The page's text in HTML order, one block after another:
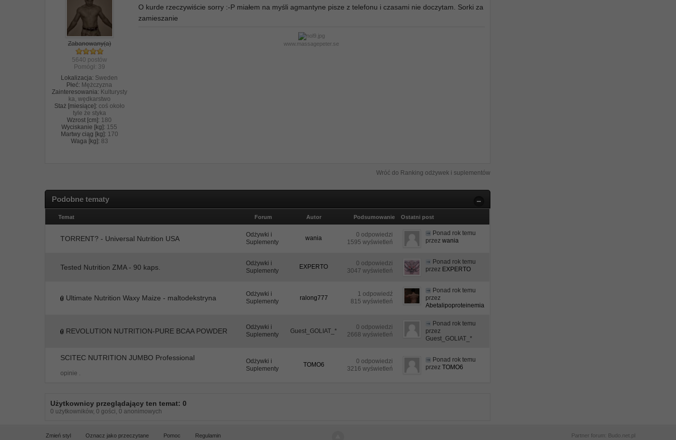
Zabanowany(a)
5640 postów
Pomógł: 39
Lokalizacja: Sweden
Płeć: Mężczyzna
Zainteresowania: Kulturysty
ka, wędkarstwo
Staż [miesiące]: coś około
tyle że styka
Wzrost [cm]: 180
Wyciskanie [kg]: 155
Martwy ciąg [kg]: 170
Waga [kg]: 83
O kurde rzeczywiście sorry :-P miałem na myśli agmantyne pisze z telefonu i czasami nie doczytam. Sorki za
zamieszanie
www.massagepeter.se
Wróć do Ranking odżywek i suplementów
Podobne tematy
Temat Forum Autor Podsumowanie Ostatni post
TORRENT? - Universal Nutrition USA
Odżywki i
Suplementy
wania
0 odpowiedzi
1595 wyświetleń
Ponad rok temu
przezwania
Tested Nutrition ZMA - 90 kaps.
Odżywki i
Suplementy
EXPERTO
0 odpowiedzi
3047 wyświetleń
Ponad rok temu
przez EXPERTO
Ultimate Nutrition Waxy Maize - maltodekstryna
Odżywki i
Suplementy
ralong777
1 odpowiedź
815 wyświetleń
Ponad rok temu
przez
Abetalipoproteinemia
REVOLUTION NUTRITION-PURE BCAA POWDER
Odżywki i
Suplementy
Guest_GOLIAT_*
0 odpowiedzi
2668 wyświetleń
Ponad rok temu
przez
Guest_GOLIAT_*
SCITEC NUTRITION JUMBO Professional
opinie .
Odżywki i
Suplementy
TOMO6
0 odpowiedzi
3216 wyświetleń
Ponad rok temu
przezTOMO6
Użytkownicy przeglądający ten temat: 0
0 użytkowników, 0 gości, 0 anonimowych